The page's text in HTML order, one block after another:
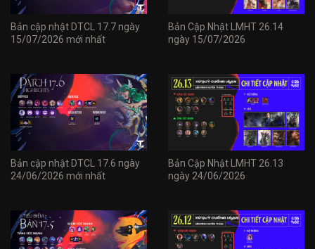
Bản cập nhật DTCL 17.7 ngày
15/07/2026 mới nhất
Bản Cập Nhật LMHT 26.14
ngày 15/07/2026
Bản cập nhật DTCL 17.6 ngày
24/06/2026 mới nhất
Bản Cập Nhật LMHT 26.13
ngày 24/06/2026